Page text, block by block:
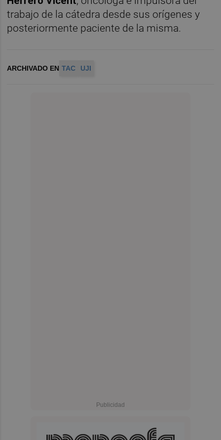
trabajo de la cátedra desde sus orígenes y
posteriormente paciente de la misma.
ARCHIVADO EN TAC UJI